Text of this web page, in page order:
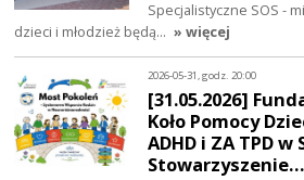
Specjalistyczne SOS -
dzieci i młodzież będą… » więcej
2026-05-31, godz. 20:00
[31.05.2026]
Koło Pomocy
ADHD i ZA TPD w
Stowarzyszenie…